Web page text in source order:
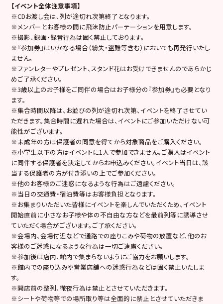
【イベント全体注意事項】
※CDお渡し会は、列が途切れ次第終了となります。
※メンバーとお客様の間に飛沫防止パーテーションを用意します。
※撮影、録画・録音行為は固く禁止しております。
※『参加券』はいかなる場合（紛失・盗難等含む）においても再発行いたし
ません。
※ファンレターやプレゼント、スタンド花はお受けできませんのであらかじ
めご了承ください。
※3歳以上のお子様をご同伴の場合はお子様分の『参加券』も必要となり
ます。
※集合時間以降は、お並びの列が途切れ次第、イベントを終了させてい
ただきます。集合時間に遅れた場合は、イベントにご参加いただけない可
能性がございます。
※未成年の方は保護者の同意を得てから対象商品をご購入ください。
※小学生以下の方はイベントに1人で参加できません。ご購入はイベント
に同伴する保護者を決定してからお申込みください。イベント当日は、該
当する保護者の方が付き添いの上でご参加ください。
※他のお客様のご迷惑になるような行為はご遠慮ください。
※当日の交通費・宿泊費等はお客様負担となります。
※お集まりいただいた皆様にイベントを楽しんでいただくため、イベント
開始直前に小さなお子様や体の不自由な方などを最前列等に誘導させ
ていただく場合がございます。ご了承ください。
※会場内、会場付近などで通路での座りこみや荷物の放置など、他のお
客様のご迷惑になるような行為は一切ご遠慮ください。
※参加後は店内、館内で集まらないようにご協力をお願いします。
※館内での座り込みや営業店舗への迷惑行為などは固く禁止いたしま
す。
※開店前の整列、徹夜行為は禁止とさせていただきます。
※シートや荷物等での場所取り等は全面的に禁止とさせていただきま